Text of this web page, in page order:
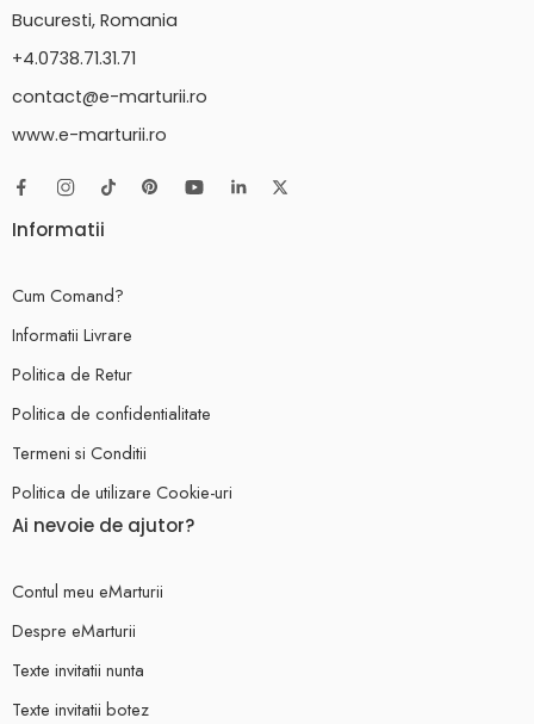
Bucuresti, Romania
+4.0738.71.31.71
contact@e-marturii.ro
www.e-marturii.ro
Informatii
Cum Comand?
Informatii Livrare
Politica de Retur
Politica de confidentialitate
Termeni si Conditii
Politica de utilizare Cookie-uri
Ai nevoie de ajutor?
Contul meu eMarturii
Despre eMarturii
Texte invitatii nunta
Texte invitatii botez